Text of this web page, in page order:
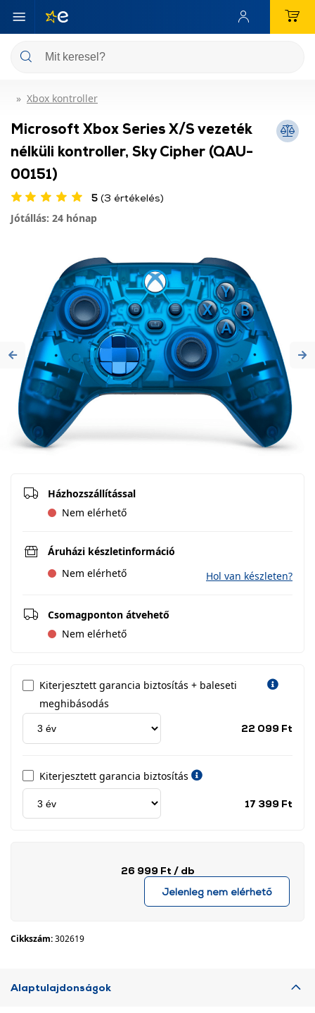
Xbox kontroller
Microsoft Xbox Series X/S vezeték
nélküli kontroller, Sky Cipher (QAU-
00151)
5 (3 értékelés)
Jótállás: 24 hónap
Previous
Házhozszállítással
Nem elérhető
Áruházi készletinformáció
Nem elérhető
Hol van készleten?
Csomagponton átvehető
Nem elérhető
Kiterjesztett garancia biztosítás + baleseti
meghibásodás
22 099 Ft
Kiterjesztett garancia biztosítás
17 399 Ft
26 999 Ft / db
Jelenleg nem elérhető
Cikkszám:302619
Alaptulajdonságok